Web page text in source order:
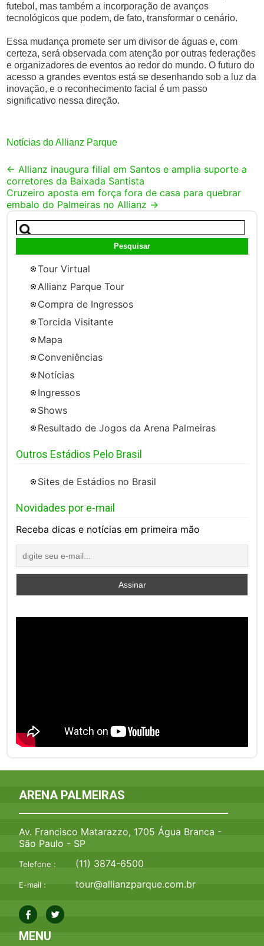
futebol, mas também a incorporação de avanços
tecnológicos que podem, de fato, transformar o cenário.
Essa mudança promete ser um divisor de águas e, com
certeza, será observada com atenção por outras federações
e organizadores de eventos ao redor do mundo. O futuro do
acesso a grandes eventos está se desenhando sob a luz da
inovação, e o reconhecimento facial é um passo
significativo nessa direção.
Notícias do Allianz Parque
Post
navigation
← Allianz inaugura filial em Santos e amplia suporte a
corretores da Baixada Santista
Cruzeiro aposta em força fora de casa para quebrar
embalo do Palmeiras no Allianz →
Pesquisar
por:
Tour Virtual
Allianz Parque Tour
Compra de Ingressos
Torcida Visitante
Mapa
Conveniências
Notícias
Ingressos
Shows
Resultado de Jogos da Arena Palmeiras
Outros Estádios Pelo Brasil
Sites de Estádios no Brasil
Novidades por e-mail
Receba dicas e notícias em primeira mão
ARENA PALMEIRAS
Av. Francisco Matarazzo, 1705 Água Branca -
São Paulo - SP
Telefone : (11) 3874-6500
E-mail : tour@allianzparque.com.br
MENU